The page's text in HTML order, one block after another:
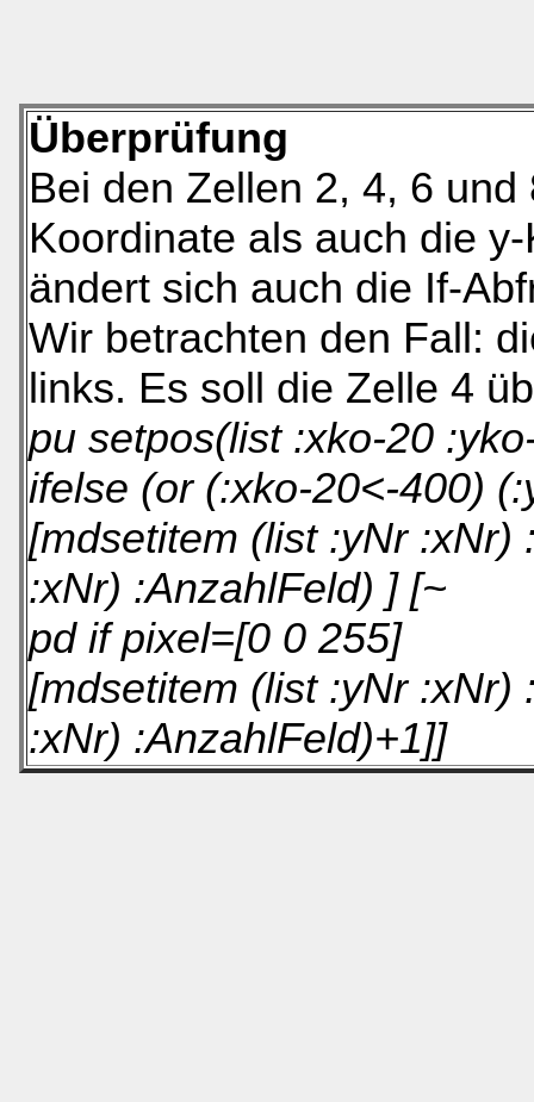
Überprüfung
Bei den Zellen 2, 4, 6
Koordinate als auch die
ändert sich auch die If-
Wir betrachten den Fall:
links. Es soll die Zelle 4
pu setpos(list :xko-20
ifelse (or (:xko-20<-400)
[mdsetitem (list :yNr :xNr)
:xNr) :AnzahlFeld) ] [~
pd if pixel=[0 0 255]
[mdsetitem (list :yNr :xNr)
:xNr) :AnzahlFeld)+1]]